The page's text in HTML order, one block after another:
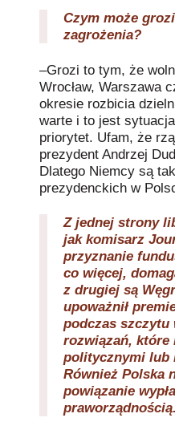
Czym może
zagrożenia?
–Grozi to tym, że
Wrocław, Warszawa
okresie rozbicia
warte i to jest
priorytet. Ufam, że
prezydent Andrzej
Dlatego Niemcy są
prezydenckich w
Z jednej strony
jak komisarz
przyznanie
co więcej,
z drugiej są
upoważnił
podczas
rozwiązań, które
politycznymi lub
Również Polska
powiązanie